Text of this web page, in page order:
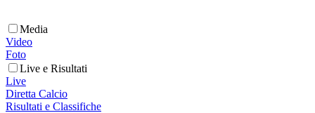
Media
Video
Foto
Live e Risultati
Live
Diretta Calcio
Risultati e Classifiche